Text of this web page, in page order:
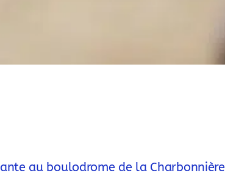
au boulodrome de la Charbonnière